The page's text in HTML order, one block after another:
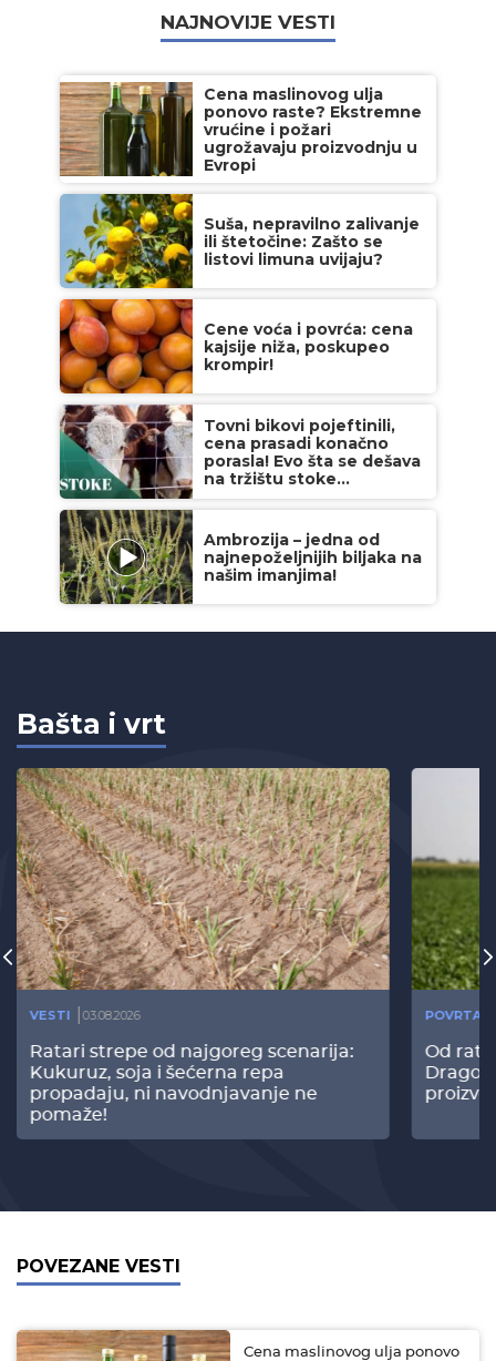
NAJNOVIJE VESTI
Cena maslinovog ulja
ponovo raste? Ekstremne
vrućine i požari
ugrožavaju proizvodnju u
Evropi
Suša, nepravilno zalivanje
ili štetočine: Zašto se
listovi limuna uvijaju?
Cene voća i povrća: cena
kajsije niža, poskupeo
krompir!
Tovni bikovi pojeftinili,
cena prasadi konačno
porasla! Evo šta se dešava
na tržištu stoke...
Ambrozija – jedna od
najnepoželjnijih biljaka na
našim imanjima!
Bašta i vrt
VESTI 03.08.2026
Ratari strepe od najgoreg scenarija:
Kukuruz, soja i šećerna repa
propadaju, ni navodnjavanje ne
pomaže!
Od
POVEZANE VESTI
Cena maslinovog ulja ponovo